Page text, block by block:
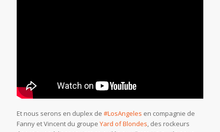
Et nous serons en duplex de #LosAngeles en compagnie de
Fanny et Vincent du groupe Yard of Blondes, des rockeurs